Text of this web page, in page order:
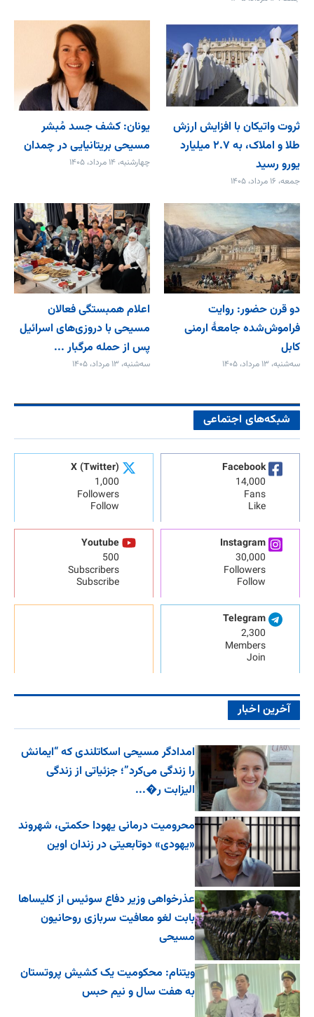
ثروت واتیکان با افزایش ارزش
طلا و املاک، به ۲.۷ میلیارد
یورو رسید
جمعه، ۱۶ مرداد، ۱۴۰۵
یونان: کشف جسد مُبشر
مسیحی بریتانیایی در چمدان
چهارشنبه، ۱۴ مرداد، ۱۴۰۵
دو قرن حضور: روایت
فراموش‌شده جامعۀ ارمنی
کابل
سه‌شنبه، ۱۳ مرداد، ۱۴۰۵
اعلام همبستگی فعالان
مسیحی با دروزی‌های اسرائیل
پس از حمله مرگبار ...
سه‌شنبه، ۱۳ مرداد، ۱۴۰۵
شبکه‌های اجتماعی
Facebook
14,000
Fans
Like
X (Twitter)
1,000
Followers
Follow
Instagram
30,000
Followers
Follow
Youtube
500
Subscribers
Subscribe
Telegram
2,300
Members
Join
آخرین اخبار
امدادگر مسیحی اسکاتلندی که “ایمانش
را زندگی می‌کرد”؛ جزئیاتی از زندگی
الیزابت ر�...
محرومیت درمانی یهودا حکمتی، شهروند
«یهودی» دوتابعیتی در زندان اوین
عذرخواهی وزیر دفاع سوئیس از کلیساها
بابت لغو معافیت سربازی روحانیون
مسیحی
ویتنام: محکومیت یک کشیش پروتستان
به هفت سال و نیم حبس